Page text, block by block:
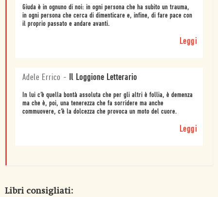
Giuda è in ognuno di noi: in ogni persona che ha subito un trauma,
in ogni persona che cerca di dimenticare e, infine, di fare pace con
il proprio passato e andare avanti.
Leggi
Adele Errico - Il Loggione Letterario
In lui c’è quella bontà assoluta che per gli altri è follia, è demenza
ma che è, poi, una tenerezza che fa sorridere ma anche
commuovere, c’è la dolcezza che provoca un moto del cuore.
Leggi
Libri consigliati: